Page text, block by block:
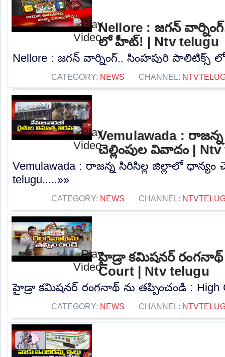
Nellore : జగన్
లో హీట్! | Ntv telugu
Nellore : జగన్ వార్నింగ్.. సింహపురి పాలిటిక్స్
CATEGORY: NEWS CHANNEL:
Vemulawada :
చెల్లింపుల వివాదం |
Vemulawada : రాజన్న సిరిసిల్ల జిల్లాలో ధాన్యం
telugu.....»»
CATEGORY: NEWS CHANNEL:
హైడ్రా కమిషనర్ రంగనాథ్
Court | Ntv telugu
హైడ్రా కమిషనర్ రంగనాథ్ ను తప్పించండి : High
CATEGORY: NEWS CHANNEL: